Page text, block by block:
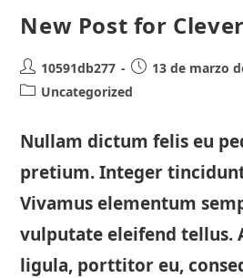
New Post for
Autor
de
10591db277
Publicación
de
13 de marzo
Categoría
entrada:
Uncategorized
Nullam dictum felis eu
pretium. Integer
Vivamus elementum
vulputate eleifend tellus.
ligula, porttitor eu,